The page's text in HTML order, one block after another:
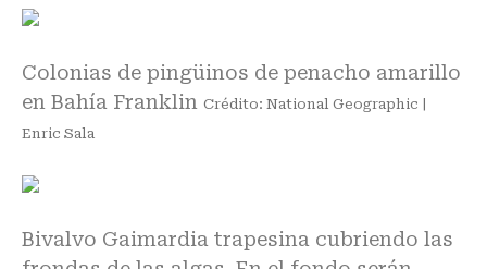
Colonias de pingüinos de penacho amarillo
en Bahía Franklin Crédito: National Geographic |
Enric Sala
Bivalvo Gaimardia trapesina cubriendo las